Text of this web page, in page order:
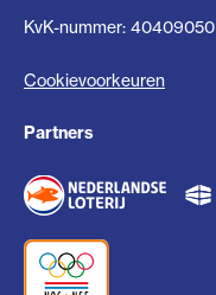
KvK-nummer: 40409050
Cookievoorkeuren
Partners